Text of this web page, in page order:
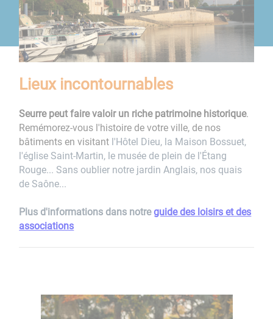
Lieux incontournables
Seurre peut faire valoir un riche patrimoine historique.
Remémorez-vous l'histoire de votre ville, de nos
bâtiments en visitant l'Hôtel Dieu, la Maison Bossuet,
l'église Saint-Martin, le musée de plein de l'Étang
Rouge... Sans oublier notre jardin Anglais, nos quais
de Saône...
Plus d'informations dans notreguide des loisirs et des
associations